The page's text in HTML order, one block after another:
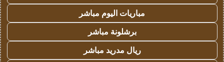
مباريات اليوم مباشر
برشلونة مباشر
ريال مدريد مباشر